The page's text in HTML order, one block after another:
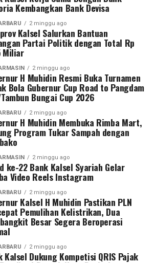
membutuhkan, kamu bisa ikut
program-program kegiatan yang
Bank Kalsel dengan menyalurkan
melalui UPZ Bank Kalsel.
dan Sedekah:
dan sedekah)
Zakat Bank Kalsel
transfer via WA Center UPZ
#bankkalselsyariah
lebih sedikit
0 Facebook 0
Kembangkan Bank Devisa
2 minggu ago
Kalsel Salurkan Bantuan
Partai Politik dengan Total Rp
Miliar
2 minggu ago
H Muhidin Resmi Buka Turnamen
Bola Gubernur Cup Road to Pangdam
Bungai Cup 2026
2 minggu ago
H Muhidin Membuka Rimba Mart,
Program Tukar Sampah dengan
2 minggu ago
ke-22 Bank Kalsel Syariah Gelar
Video Reels Instagram
2 minggu ago
Kalsel H Muhidin Pastikan PLN
Pemulihan Kelistrikan, Dua
Besar Segera Beroperasi
2 minggu ago
Kalsel Dukung Kompetisi QRIS Pajak